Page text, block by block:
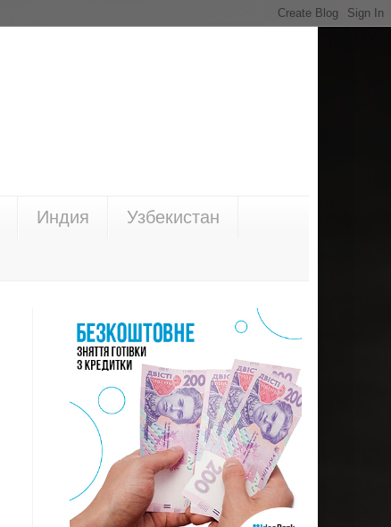
Индия Узбекистан